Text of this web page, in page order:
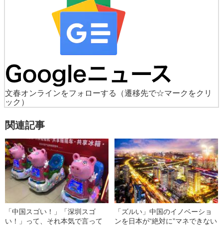
文春オンラインをフォローする
（遷移先で☆マークをクリ
ック）
関連記事
「中国スゴい！」「深圳スゴ
い！」って、それ本気で言って
「ズルい」中国のイノベーショ
ンを日本が“絶対に”マネできない